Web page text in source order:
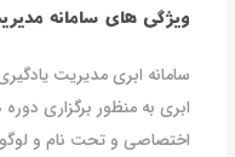
ویژگی های سامانه
ابری به منظور برگزاری
اختصاصی و تحت نام و